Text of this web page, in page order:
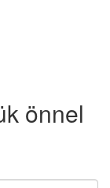
önnel